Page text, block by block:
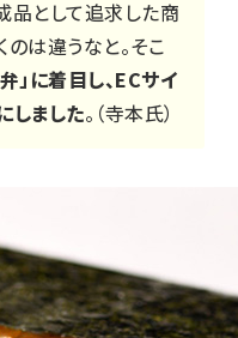
品として追求した商
は違うなと。そこ
」に着目し、ECサイ
しました。（寺本氏）